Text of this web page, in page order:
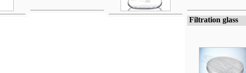
Filtration glass